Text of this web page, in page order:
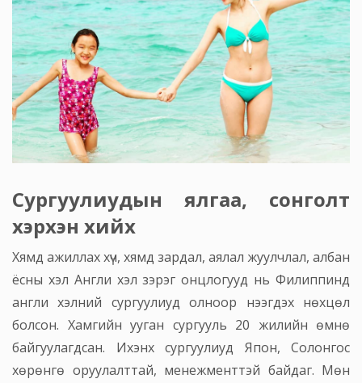
Сургуулиудын ялгаа, сонголт
хэрхэн хийх
Хямд ажиллах хүч, хямд зардал, аялал жуулчлал, албан
ёсны хэл Англи хэл зэрэг онцлогууд нь Филиппинд
англи хэлний сургуулиуд олноор нээгдэх нөхцөл
болсон. Хамгийн ууган сургууль 20 жилийн өмнө
байгуулагдсан. Ихэнх сургуулиуд Япон, Солонгос
хөрөнгө оруулалттай, менежменттэй байдаг. Мөн